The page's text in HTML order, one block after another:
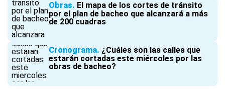
Obras El mapa de los cortes de tránsito
por el plan de bacheo que alcanzará a más
de 200 cuadras
Cronograma ¿Cuáles son las calles que
estarán cortadas este miércoles por las
obras de bacheo?